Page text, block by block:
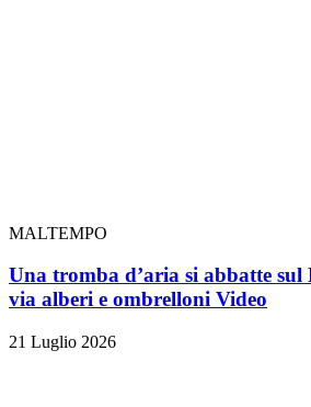
MALTEMPO
Una tromba d’aria si abbatte sul
via alberi e ombrelloni Video
21 Luglio 2026